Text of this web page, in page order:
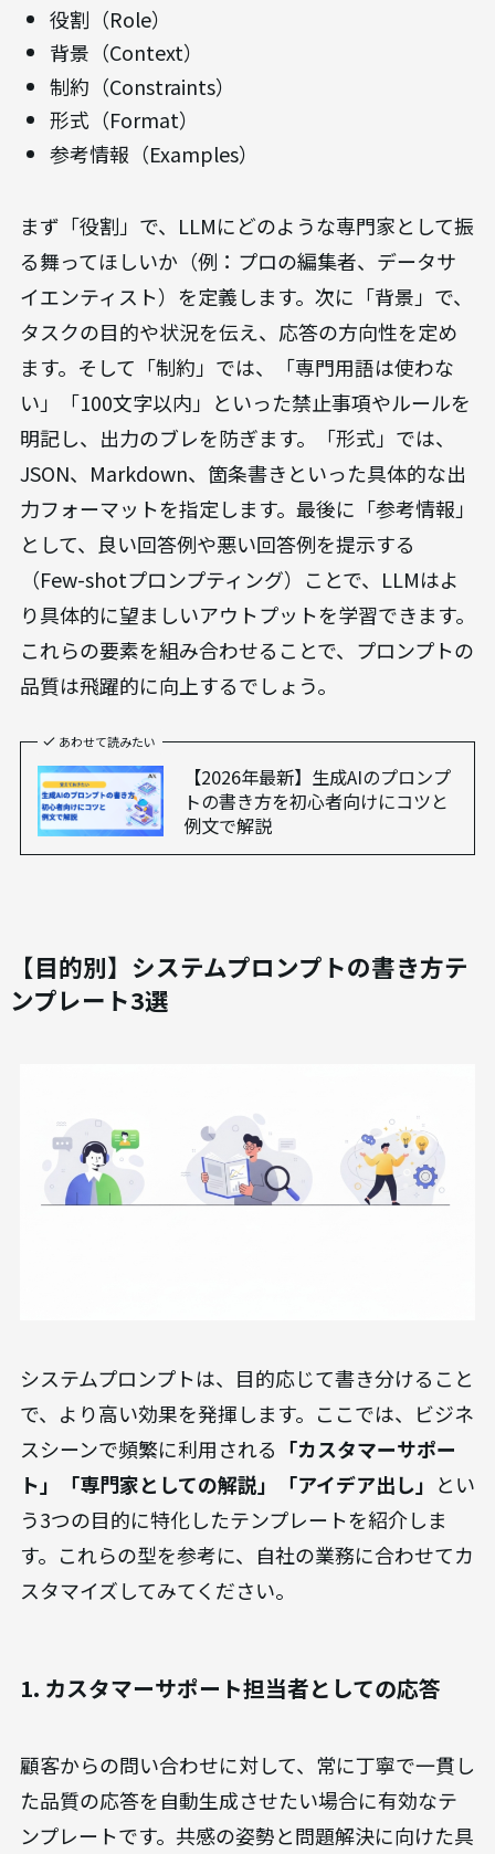
役割（Role）
背景（Context）
制約（Constraints）
形式（Format）
参考情報（Examples）
まず「役割」で、LLMにどのような専門家として振
る舞ってほしいか（例：プロの編集者、データサ
イエンティスト）を定義します。次に「背景」で、
タスクの目的や状況を伝え、応答の方向性を定め
ます。そして「制約」では、「専門用語は使わな
い」「100文字以内」といった禁止事項やルールを
明記し、出力のブレを防ぎます。「形式」では、
JSON、Markdown、箇条書きといった具体的な出
力フォーマットを指定します。最後に「参考情報」
として、良い回答例や悪い回答例を提示する
（Few-shotプロンプティング）ことで、LLMはよ
り具体的に望ましいアウトプットを学習できます。
これらの要素を組み合わせることで、プロンプトの
品質は飛躍的に向上するでしょう。
あわせて読みたい
【2026年最新】生成AIのプロンプ
トの書き方を初心者向けにコツと
例文で解説
【目的別】システムプロンプトの書き方テ
ンプレート3選
システムプロンプトは、目的応じて書き分けること
で、より高い効果を発揮します。ここでは、ビジネ
スシーンで頻繁に利用される 「カスタマーサポー
ト」「専門家としての解説」「アイデア出し」 とい
う3つの目的に特化したテンプレートを紹介しま
す。これらの型を参考に、自社の業務に合わせてカ
スタマイズしてみてください。
1. カスタマーサポート担当者としての応答
顧客からの問い合わせに対して、常に丁寧で一貫し
た品質の応答を自動生成させたい場合に有効なテ
ンプレートです。共感の姿勢と問題解決に向けた具